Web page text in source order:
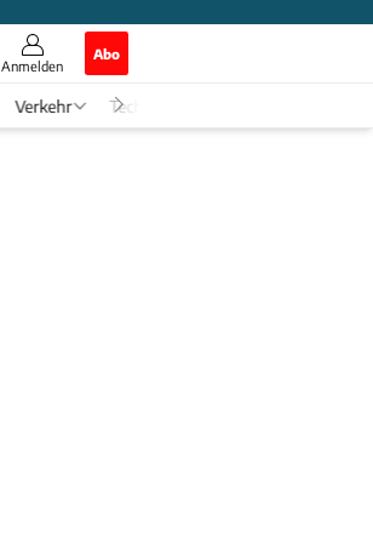
Anmelden
Abo
Verkehr Tech & Zukunft